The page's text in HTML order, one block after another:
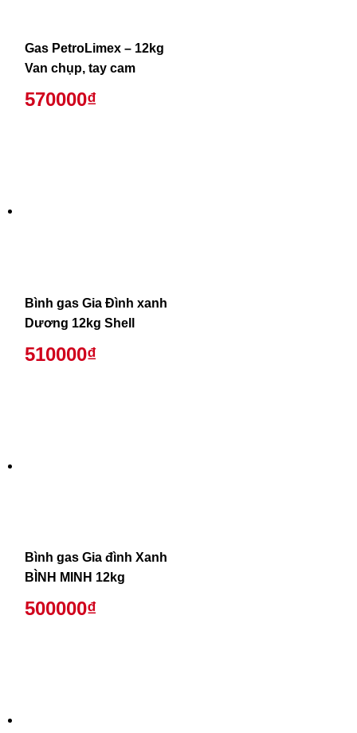
Gas PetroLimex – 12kg
Van chụp, tay cam
570000₫
Bình gas Gia Đình xanh
Dương 12kg Shell
510000₫
Bình gas Gia đình Xanh
BÌNH MINH 12kg
500000₫